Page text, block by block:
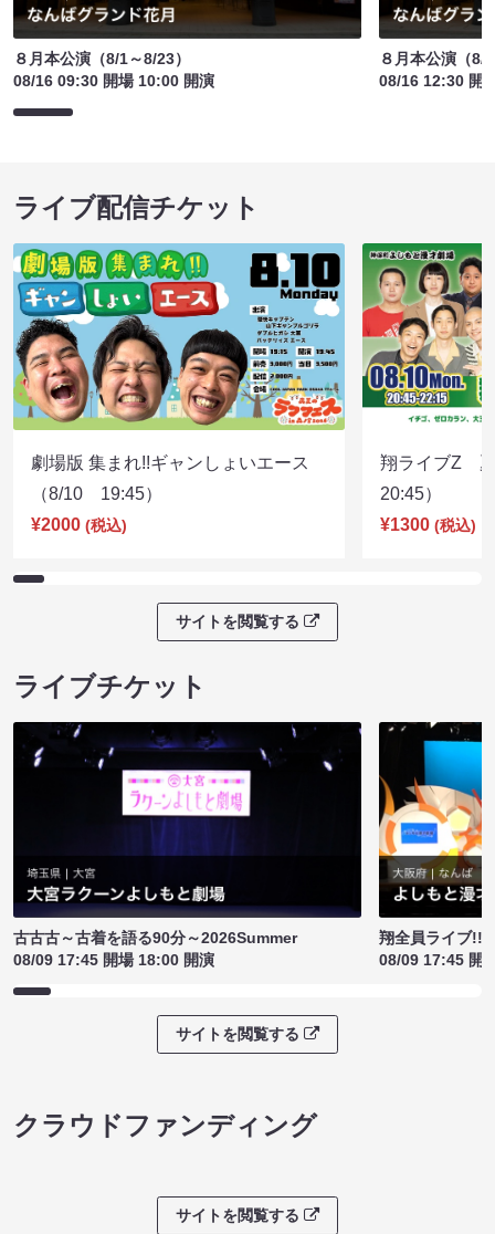
８月本公演（8/1～8/23）
08/16 09:30 開場 10:00 開演
８月本公演（8/
08/16 12:30 開
ライブ配信チケット
劇場版 集まれ!!ギャンしょいエース
（8/10 19:45）
¥2000 (税込)
翔ライブZ
20:45）
¥1300 (税込)
サイトを閲覧する
ライブチケット
古古古～古着を語る90分～2026Summer
08/09 17:45 開場 18:00 開演
翔全員ライブ!!!
08/09 17:45 開
サイトを閲覧する
クラウドファンディング
サイトを閲覧する